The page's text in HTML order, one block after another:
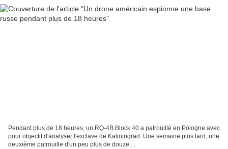
Pendant plus de 18 heures, un RQ-4B Block 40 a patrouillé en Pologne avec
pour objectif d'analyser l'exclave de Kaliningrad. Une semaine plus tard, une
deuxième patrouille d'un peu plus de douze ...